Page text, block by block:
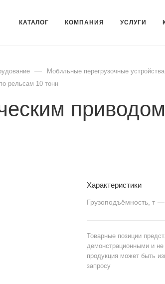
КАТАЛОГ КОМПАНИЯ УСЛУГИ
— Мобильные перегрузочные
рельсам 10 тонн
Характеристики
Грузоподъёмность, т —
Товарные позиции
демонстрационными и
продукция может быть
запросу